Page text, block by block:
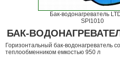
Бак-водонагреватель
SPI1010
БАК-
Горизонтальный бак-водонагреватель
теплообменником емкостью 950 л